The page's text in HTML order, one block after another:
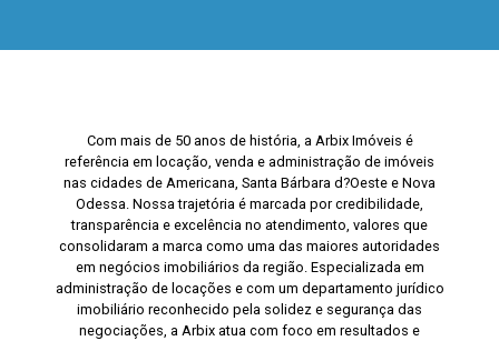
Com mais de 50 anos de história, a Arbix Imóveis é
referência em locação, venda e administração de imóveis
nas cidades de Americana, Santa Bárbara d?Oeste e Nova
Odessa. Nossa trajetória é marcada por credibilidade,
transparência e excelência no atendimento, valores que
consolidaram a marca como uma das maiores autoridades
em negócios imobiliários da região. Especializada em
administração de locações e com um departamento jurídico
imobiliário reconhecido pela solidez e segurança das
negociações, a Arbix atua com foco em resultados e